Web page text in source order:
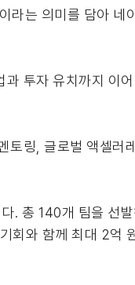
라는 의미를 담아 네
투자 유치까지 이
토링, 글로벌 액셀러
. 총 140개 팀을 선
회와 함께 최대 2억